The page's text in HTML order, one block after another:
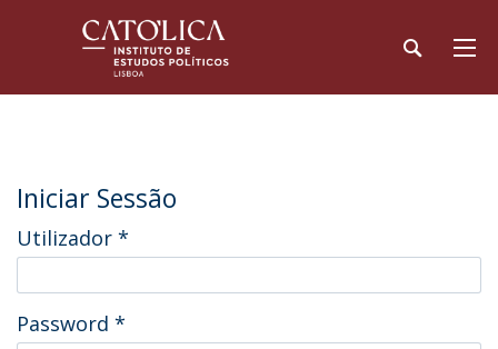
Iniciar Sessão
Utilizador *
Password *